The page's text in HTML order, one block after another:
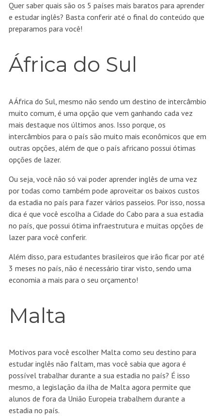
Quer saber quais são os 5 países mais baratos para aprender
e estudar inglês? Basta conferir até o final do conteúdo que
preparamos para você!
África do Sul
A África do Sul, mesmo não sendo um destino de intercâmbio
muito comum, é uma opção que vem ganhando cada vez
mais destaque nos últimos anos. Isso porque, os
intercâmbios para o país são muito mais econômicos que em
outras opções, além de que o país africano possui ótimas
opções de lazer.
Ou seja, você não só vai poder aprender inglês de uma vez
por todas como também pode aproveitar os baixos custos
da estadia no país para fazer vários passeios. Por isso, nossa
dica é que você escolha a Cidade do Cabo para a sua estadia
no país, que possui ótima infraestrutura e muitas opções de
lazer para você conferir.
Além disso, para estudantes brasileiros que irão ficar por até
3 meses no país, não é necessário tirar visto, sendo uma
economia a mais para o seu orçamento!
Malta
Motivos para você escolher Malta como seu destino para
estudar inglês não faltam, mas você sabia que agora é
possível trabalhar durante a sua estadia no país? É isso
mesmo, a legislação da ilha de Malta agora permite que
alunos de fora da União Europeia trabalhem durante a
estadia no país.